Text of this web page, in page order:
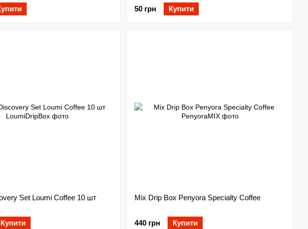
50 грн Купити
Set Loumi Coffee 10 шт
Купити
Mix Drip Box Penyora Specialty Coffee
440 грн Купити